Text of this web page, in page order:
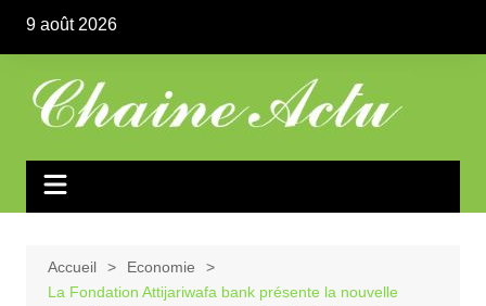
contenu
9 août 2026
Accueil
Economie
La Fondation Attijariwafa bank présente la nouvelle